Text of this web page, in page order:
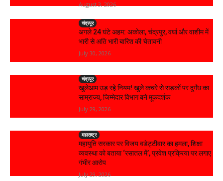
August 3, 2026
चंद्रपूर
अगले 24 घंटे अहम: अकोला, चंद्रपुर, वर्धा और वाशीम में
भारी से अति भारी बारिश की चेतावनी
July 30, 2026
चंद्रपूर
खुलेआम उड़ रहे नियम! खुले कचरे से सड़कों पर दुर्गंध का
साम्राज्य, जिम्मेदार विभाग बने मूकदर्शक
July 29, 2026
महाराष्ट्र
महायुति सरकार पर विजय वडेट्टीवार का हमला, शिक्षा
व्यवस्था को बताया ‘रसातल में’, प्रवेश प्रक्रिया पर लगाए
गंभीर आरोप
July 29, 2026